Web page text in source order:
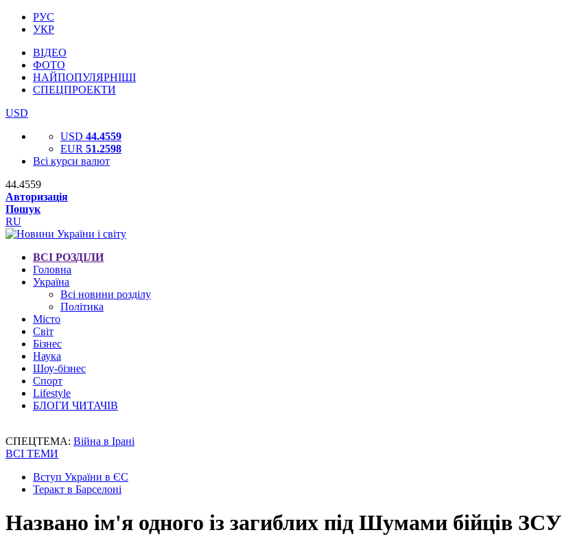
РУС
УКР
ВІДЕО
ФОТО
НАЙПОПУЛЯРНІШІ
СПЕЦПРОЕКТИ
USD
USD 44.4559
EUR 51.2598
Всі курси валют
44.4559
Авторизація
Пошук
RU
ВСІ РОЗДІЛИ
Головна
Україна
Всі новини розділу
Політика
Місто
Світ
Бізнес
Наука
Шоу-бізнес
Спорт
Lifestyle
БЛОГИ ЧИТАЧІВ
СПЕЦТЕМА: Війна в Ірані
ВСІ ТЕМИ
Вступ України в ЄС
Теракт в Барселоні
Названо ім'я одного із загиблих під Шумами бійців ЗСУ